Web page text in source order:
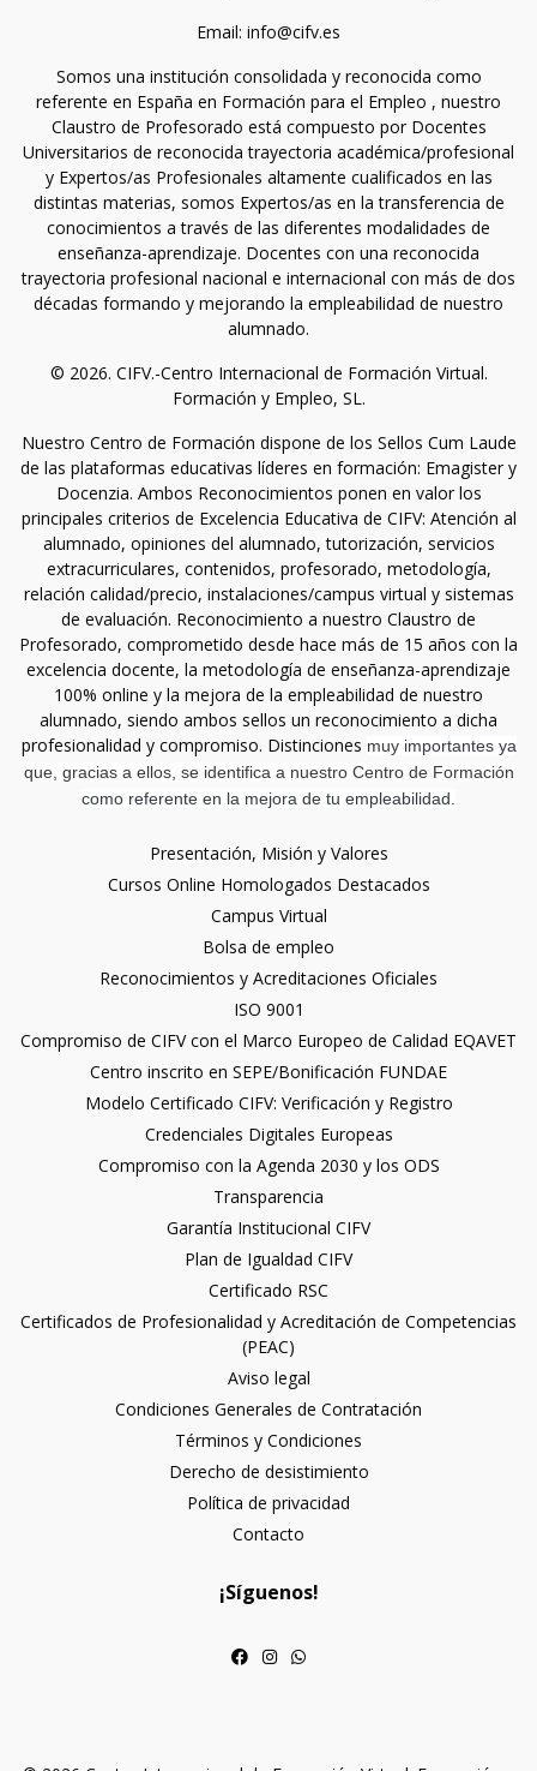
Email: info@cifv.es
Somos una institución consolidada y reconocida como
referente en España en Formación para el Empleo , nuestro
Claustro de Profesorado está compuesto por Docentes
Universitarios de reconocida trayectoria académica/profesional
y Expertos/as Profesionales altamente cualificados en las
distintas materias, somos Expertos/as en la transferencia de
conocimientos a través de las diferentes modalidades de
enseñanza-aprendizaje. Docentes con una reconocida
trayectoria profesional nacional e internacional con más de dos
décadas formando y mejorando la empleabilidad de nuestro
alumnado.
© 2026. CIFV.-Centro Internacional de Formación Virtual.
Formación y Empleo, SL.
Nuestro Centro de Formación dispone de los Sellos Cum Laude
de las plataformas educativas líderes en formación: Emagister y
Docenzia. Ambos Reconocimientos ponen en valor los
principales criterios de Excelencia Educativa de CIFV: Atención al
alumnado, opiniones del alumnado, tutorización, servicios
extracurriculares, contenidos, profesorado, metodología,
relación calidad/precio, instalaciones/campus virtual y sistemas
de evaluación. Reconocimiento a nuestro Claustro de
Profesorado, comprometido desde hace más de 15 años con la
excelencia docente, la metodología de enseñanza-aprendizaje
100% online y la mejora de la empleabilidad de nuestro
alumnado, siendo ambos sellos un reconocimiento a dicha
profesionalidad y compromiso. Distinciones muy importantes ya
que, gracias a ellos, se identifica a nuestro Centro de Formación
como referente en la mejora de tu empleabilidad.
Presentación, Misión y Valores
Cursos Online Homologados Destacados
Campus Virtual
Bolsa de empleo
Reconocimientos y Acreditaciones Oficiales
ISO 9001
Compromiso de CIFV con el Marco Europeo de Calidad EQAVET
Centro inscrito en SEPE/Bonificación FUNDAE
Modelo Certificado CIFV: Verificación y Registro
Credenciales Digitales Europeas
Compromiso con la Agenda 2030 y los ODS
Transparencia
Garantía Institucional CIFV
Plan de Igualdad CIFV
Certificado RSC
Certificados de Profesionalidad y Acreditación de Competencias
(PEAC)
Aviso legal
Condiciones Generales de Contratación
Términos y Condiciones
Derecho de desistimiento
Política de privacidad
Contacto
¡Síguenos!